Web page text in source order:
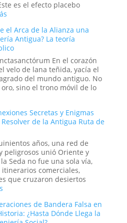
del
Dominio
Estadounidense
es el efecto placebo
:
Efecto
Placebo
en
Masa:
Cuando
la
Fe
la
Realidad
el Arca de la Alianza una
Antigua? La teoría
En el corazón
velo de lana teñida, yacía el
del mundo antiguo. No
sino el trono móvil de lo
Secretas y Enigmas
Resolver de la Antigua Ruta de
años, una red de
peligrosos unió Oriente y
Seda no fue una sola vía,
comerciales,
que cruzaron desiertos
:
Secretas
y
de Bandera Falsa en
¿Hasta Dónde Llega la